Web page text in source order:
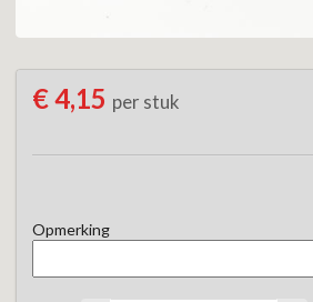
€ 4,15 per stuk
Opmerking